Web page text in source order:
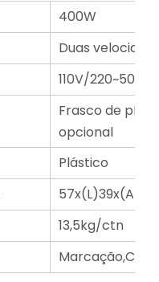
400W
Duas
110V/220~50/
Frasco de
opcional
Plástico
13,5kg/ctn